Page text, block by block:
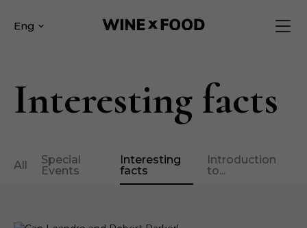
Eng
Interesting facts
All
Special
Events
Interesting
facts
Introduction
to...